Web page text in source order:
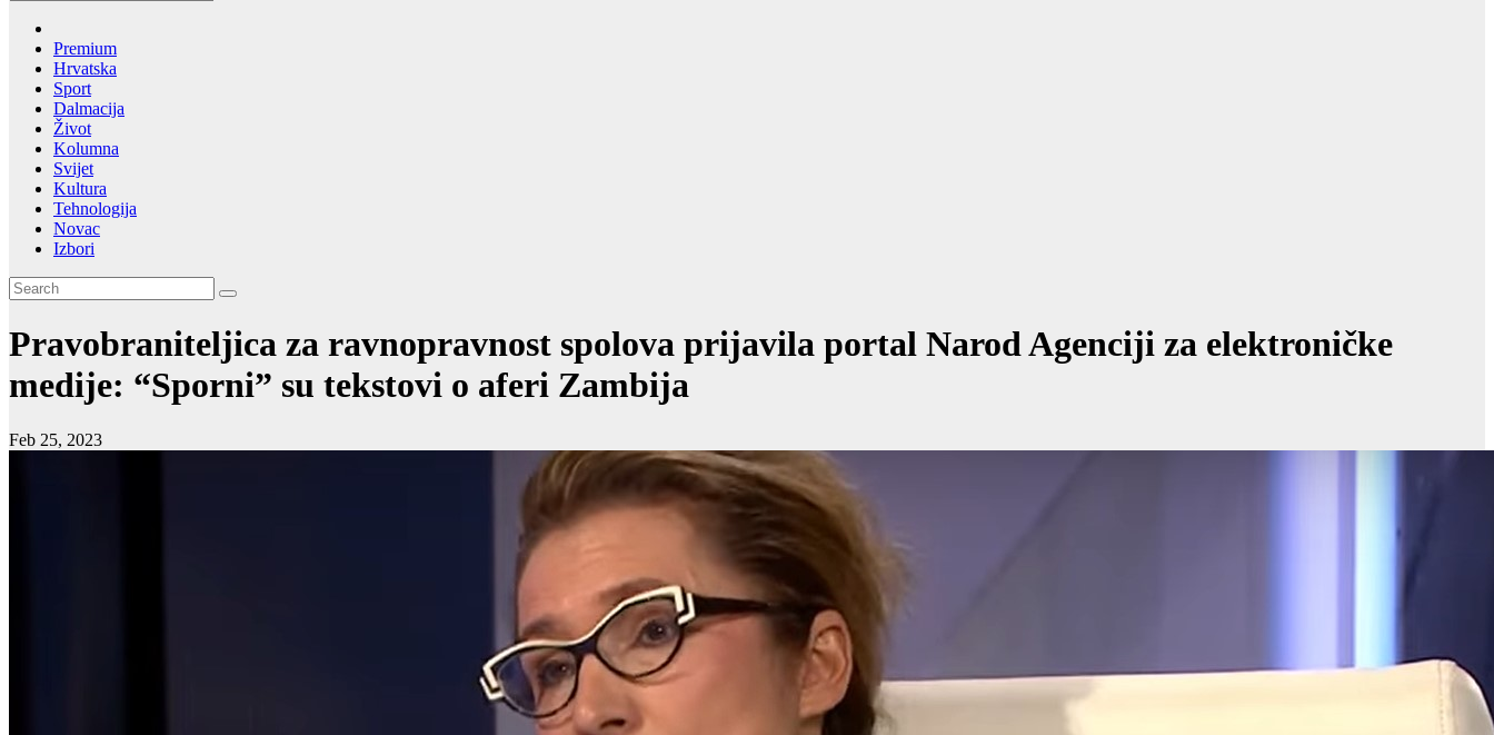
Premium
Hrvatska
Sport
Dalmacija
Život
Kolumna
Svijet
Kultura
Tehnologija
Novac
Izbori
Pravobraniteljica za ravnopravnost spolova prijavila portal Narod Agenciji za elektroničke
medije: “Sporni” su tekstovi o aferi Zambija
Feb 25, 2023